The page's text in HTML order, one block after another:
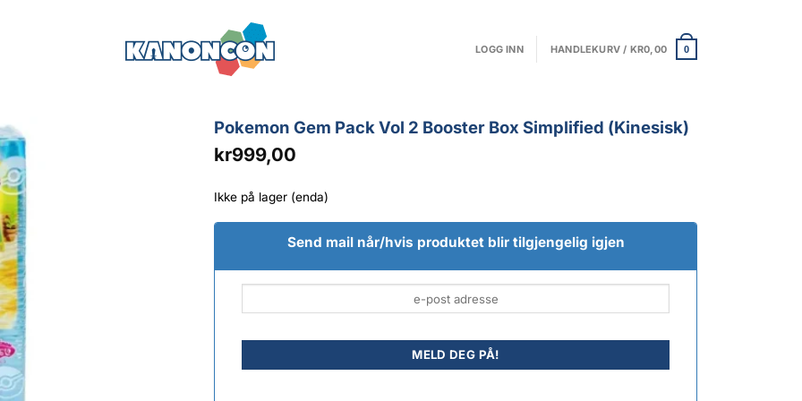
LOGG INN HANDLEKURV / KR0,00 0
Pokemon Gem Pack Vol 2 Booster Box Simplified (Kinesisk)
kr999,00
Ikke på lager (enda)
Send mail når/hvis produktet blir tilgjengelig igjen